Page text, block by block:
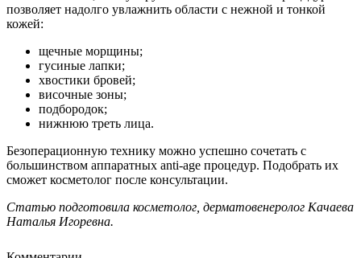
позволяет надолго увлажнить области с нежной и тонкой
кожей:
щечные морщины;
гусиные лапки;
хвостики бровей;
височные зоны;
подбородок;
нижнюю треть лица.
Безоперационную технику можно успешно сочетать с
большинством аппаратных anti-age процедур. Подобрать их
сможет косметолог после консультации.
Статью подготовила косметолог, дерматовенеролог Качаева
Наталья Игоревна.